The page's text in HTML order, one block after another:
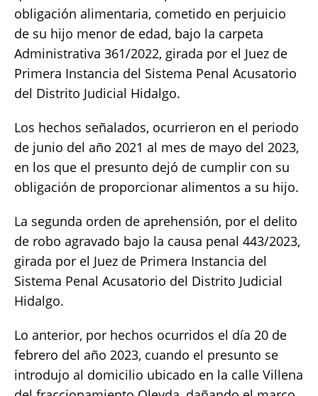
obligación alimentaria, cometido en perjuicio
de su hijo menor de edad, bajo la carpeta
Administrativa 361/2022, girada por el Juez de
Primera Instancia del Sistema Penal Acusatorio
del Distrito Judicial Hidalgo.
Los hechos señalados, ocurrieron en el periodo
de junio del año 2021 al mes de mayo del 2023,
en los que el presunto dejó de cumplir con su
obligación de proporcionar alimentos a su hijo.
La segunda orden de aprehensión, por el delito
de robo agravado bajo la causa penal 443/2023,
girada por el Juez de Primera Instancia del
Sistema Penal Acusatorio del Distrito Judicial
Hidalgo.
Lo anterior, por hechos ocurridos el día 20 de
febrero del año 2023, cuando el presunto se
introdujo al domicilio ubicado en la calle Villena